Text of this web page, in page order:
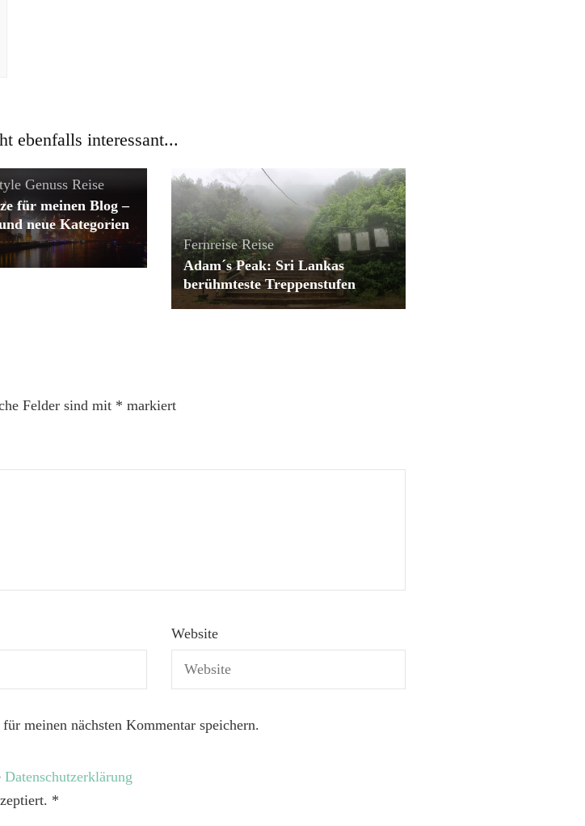
ebenfalls interessant...
Genuss Reise
für meinen Blog –
neue Kategorien
Fernreise Reise
Adam´s Peak: Sri Lankas
berühmteste Treppenstufen
Felder sind mit * markiert
Website
meinen nächsten Kommentar speichern.
Datenschutzerklärung
*